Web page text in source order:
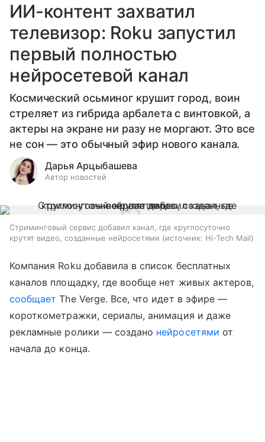
ИИ-контент захватил
телевизор: Roku запустил
первый полностью
нейросетевой канал
Космический осьминог крушит город, воин
стреляет из гибрида арбалета с винтовкой, а
актеры на экране ни разу не моргают. Это все
не сон — это обычный эфир нового канала.
Дарья Арцыбашева
Автор новостей
Стриминговый сервис добавил канал, где круглосуточно
крутят видео, созданные нейросетями
источник: Hi-Tech Mail
Компания Roku добавила в список бесплатных
каналов площадку, где вообще нет живых актеров,
сообщает The Verge. Все, что идет в эфире —
короткометражки, сериалы, анимация и даже
рекламные ролики — создано нейросетями от
начала до конца.